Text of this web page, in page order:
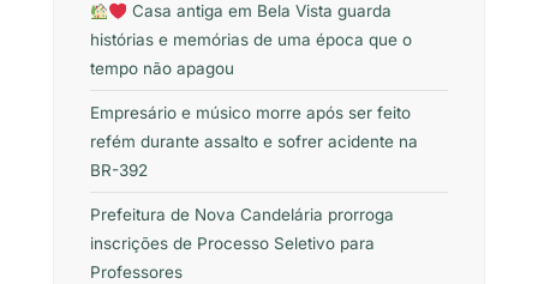
Casa antiga em Bela Vista guarda
histórias e memórias de uma época que o
tempo não apagou
Empresário e músico morre após ser feito
refém durante assalto e sofrer acidente na
BR-392
Prefeitura de Nova Candelária prorroga
inscrições de Processo Seletivo para
Professores